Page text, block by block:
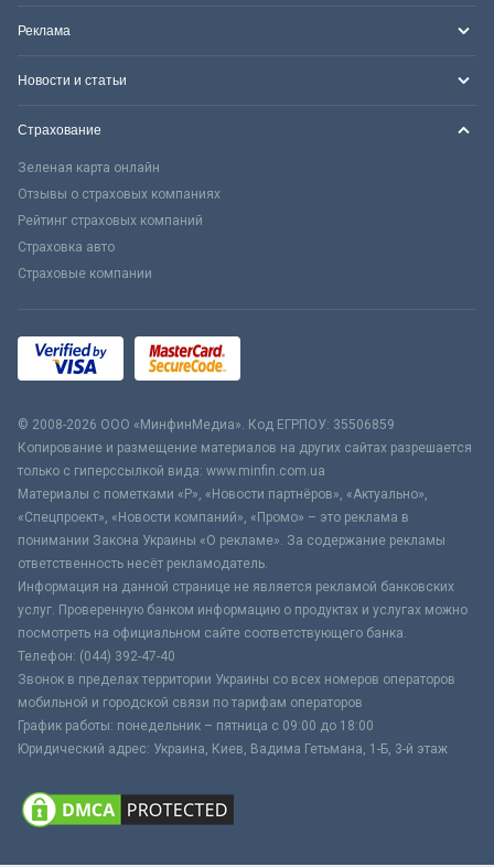
Реклама
Новости и статьи
Страхование
Зеленая карта онлайн
Отзывы о страховых компаниях
Рейтинг страховых компаний
Страховка авто
Страховые компании
© 2008-2026 ООО «МинфинМедиа». Код ЕГРПОУ: 35506859
Копирование и размещение материалов на других сайтах разрешается
только с гиперссылкой вида: www.minfin.com.ua
Материалы с пометками «Р», «Новости партнёров», «Актуально»,
«Спецпроект», «Новости компаний», «Промо» – это реклама в
понимании Закона Украины «О рекламе». За содержание рекламы
ответственность несёт рекламодатель.
Информация на данной странице не является рекламой банковских
услуг. Проверенную банком информацию о продуктах и услугах можно
посмотреть на официальном сайте соответствующего банка.
Телефон: (044) 392-47-40
Звонок в пределах территории Украины со всех номеров операторов
мобильной и городской связи по тарифам операторов
График работы: понедельник – пятница с 09:00 до 18:00
Юридический адрес: Украина, Киев, Вадима Гетьмана, 1-Б, 3-й этаж